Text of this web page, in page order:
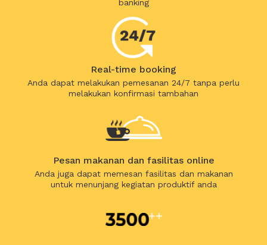
banking
Real-time booking
Anda dapat melakukan pemesanan 24/7 tanpa perlu
melakukan konfirmasi tambahan
Pesan makanan dan fasilitas online
Anda juga dapat memesan fasilitas dan makanan
untuk menunjang kegiatan produktif anda